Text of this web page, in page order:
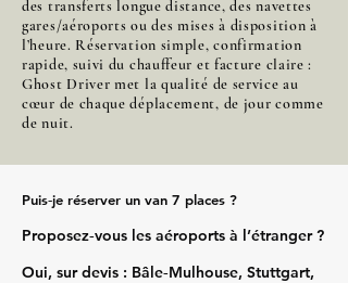
des transferts longue distance, des navettes
gares/aéroports ou des mises à disposition à
l’heure. Réservation simple, confirmation
rapide, suivi du chauffeur et facture claire :
Ghost Driver met la qualité de service au
cœur de chaque déplacement, de jour comme
de nuit.
Puis‑je réserver un van 7 places ?
Proposez‑vous les aéroports à l’étranger ?
Oui, sur devis : Bâle‑Mulhouse, Stuttgart,